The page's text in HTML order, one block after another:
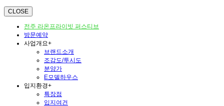
CLOSE
전주 라온프라이빗 퍼스티브
방문예약
사업개요+
브랜드소개
조감도/투시도
분양가
E모델하우스
입지환경+
특장점
입지여건